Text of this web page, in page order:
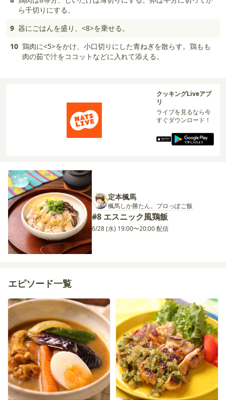
ら千切りにする。
9 器にごはんを盛り、<8>を乗せる。
10 鶏肉に<5>をかけ、小口切りにした青ねぎを散らす。鶏もも
肉の茹で汁をココットなどに入れて添える。
クッキングLiveアプ
リ
ライブを見るなら今
すぐダウンロード！
定本楓馬
楓馬しか勝たん。プロっぽご飯
#8 エスニック風鶏飯
6/28 (水) 19:00〜20:00 配信
エピソード一覧